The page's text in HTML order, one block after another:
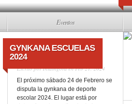
Eventos
GYNKANA ESCUELAS
2024
Escrito porIniaingoraen Feb 21, 2024
El próximo sábado 24 de Febrero se
disputa la gynkana de deporte
escolar 2024. El lugar está por